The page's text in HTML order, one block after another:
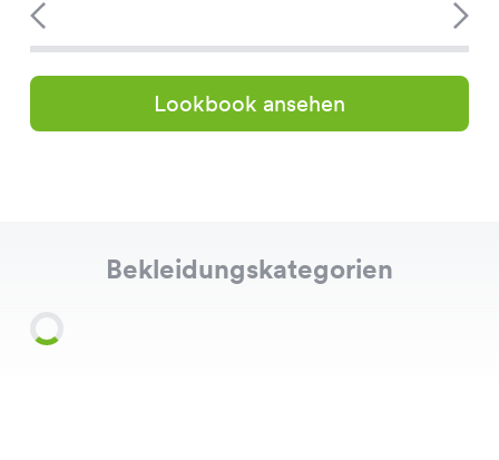
Lookbook ansehen
Bekleidungskategorien